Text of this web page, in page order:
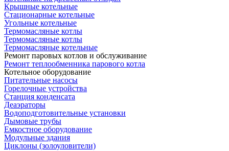
Крышные котельные
Стационарные котельные
Угольные котельные
Термомасляные котлы
Термомасляные котлы
Термомасляные котельные
Ремонт паровых котлов и обслуживание
Ремонт теплообменника парового котла
Котельное оборудование
Питательные насосы
Горелочные устройства
Станция конденсата
Деаэраторы
Водоподготовительные установки
Дымовые трубы
Емкостное оборудование
Mодульные здания
Циклоны (золоуловители)